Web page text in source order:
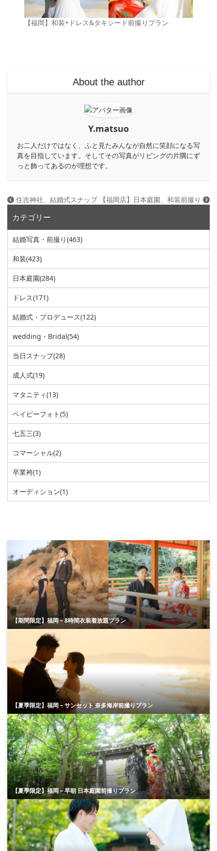
【福岡】和装+ドレス&タキシード前撮りプラン
About the author
Y.matsuo
お二人だけではなく、ふと見たみんなが自然に笑顔になる写
真を目指しています。そしてその写真がリビングの片隅にず
っと飾ってあるのが理想です。
住吉神社、結婚式スナップ 【福岡店】日本庭園、和装前撮り
カテゴリー
結婚写真・前撮り(463)
和装(423)
日本庭園(284)
ドレス(171)
結婚式・プロデュース(122)
wedding・Bridal(54)
当日スナップ(28)
成人式(19)
マタニティ(13)
ベイビーフォト(5)
七五三(3)
コマーシャル(2)
卒業袴(1)
オーディション(1)
【期間限定】福岡 – 8時間衣装着放題プラン
【夏季限定】福岡 – サンセット 奈多海岸前撮りプラン
【夏季限定】福岡 – 早朝 日本庭園前撮りプラン